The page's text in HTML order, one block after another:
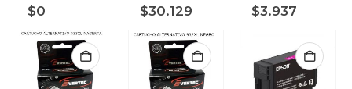
$0 $30.129 $3.937